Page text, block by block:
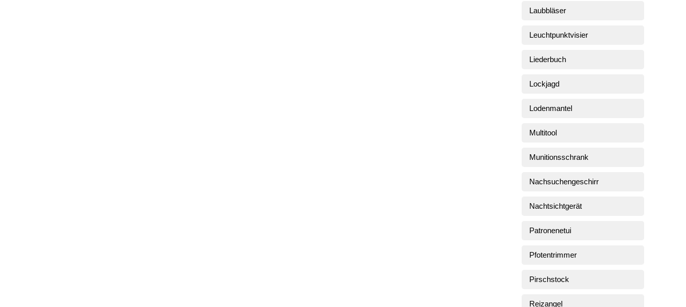
Laubbläser
Leuchtpunktvisier
Liederbuch
Lockjagd
Lodenmantel
Multitool
Munitionsschrank
Nachsuchengeschirr
Nachtsichtgerät
Patronenetui
Pfotentrimmer
Pirschstock
Reizangel